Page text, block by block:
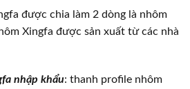
được chia làm 2 dòng là nhôm
Xingfa được sản xuất từ các nhà
nhập khẩu: thanh profile nhôm